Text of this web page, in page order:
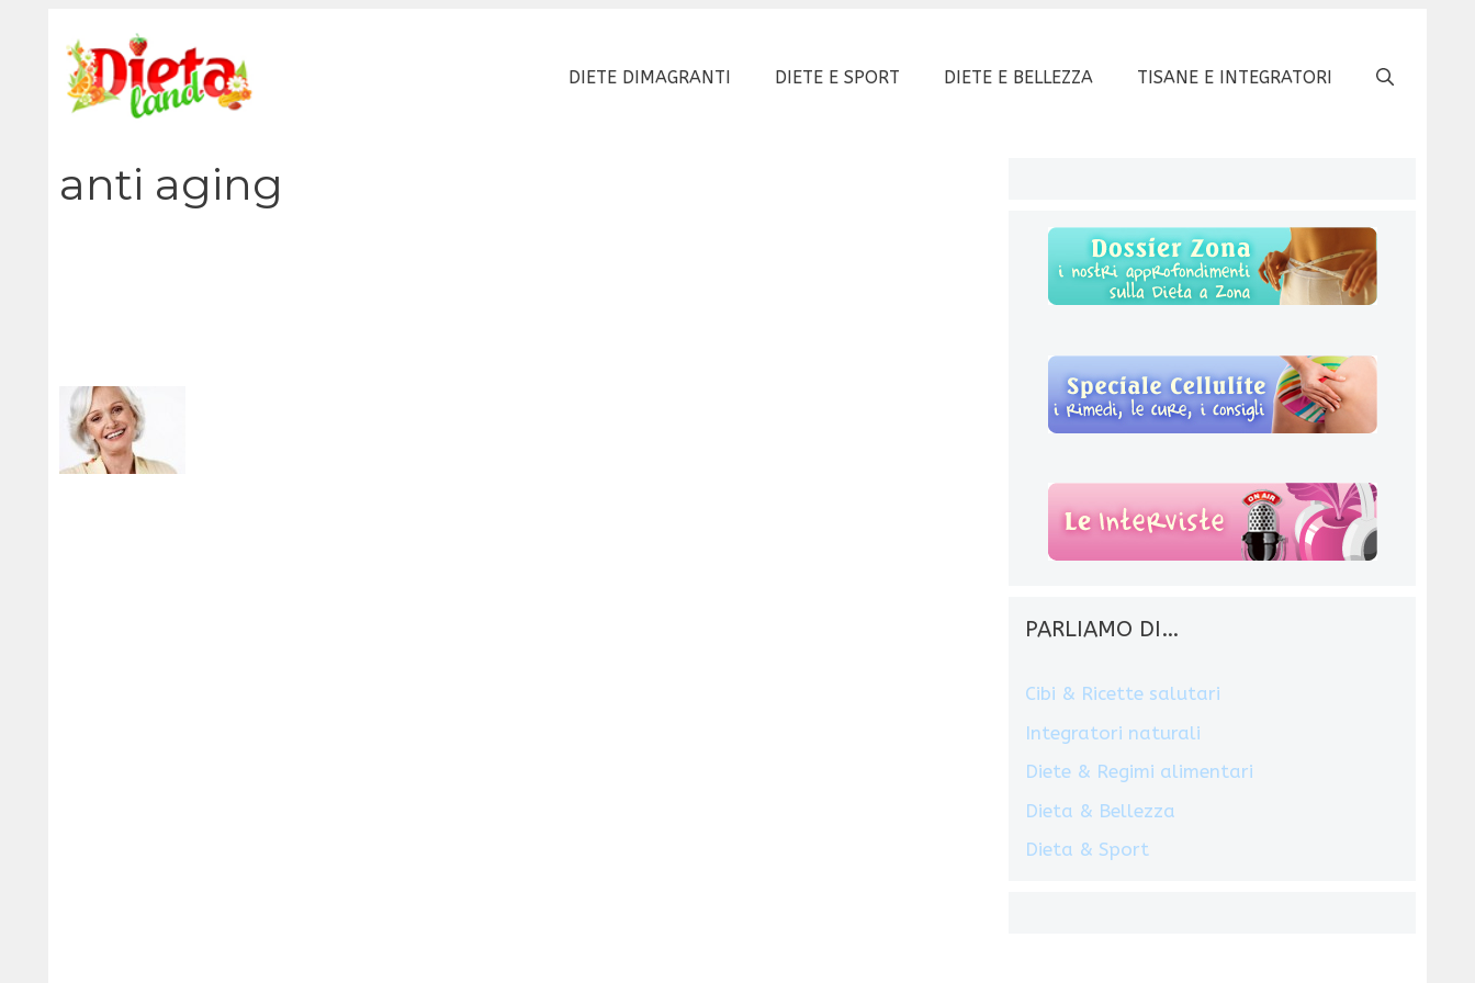
contenuto
DIETE DIMAGRANTI DIETE E SPORT DIETE E BELLEZZA TISANE E INTEGRATORI
anti aging
PARLIAMO DI…
Cibi & Ricette salutari
Integratori naturali
Diete & Regimi alimentari
Dieta & Bellezza
Dieta & Sport